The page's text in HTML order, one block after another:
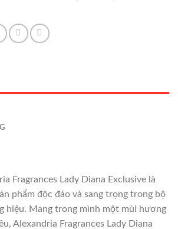
Fragrances Lady Diana Exclusive là
phẩm độc đáo và sang trọng trong bộ
hiệu. Mang trong mình một mùi hương
Alexandria Fragrances Lady Diana